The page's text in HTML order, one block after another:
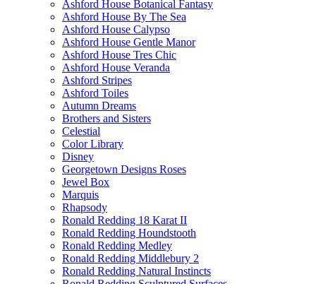
Ashford House Botanical Fantasy
Ashford House By The Sea
Ashford House Calypso
Ashford House Gentle Manor
Ashford House Tres Chic
Ashford House Veranda
Ashford Stripes
Ashford Toiles
Autumn Dreams
Brothers and Sisters
Celestial
Color Library
Disney
Georgetown Designs Roses
Jewel Box
Marquis
Rhapsody
Ronald Redding 18 Karat II
Ronald Redding Houndstooth
Ronald Redding Medley
Ronald Redding Middlebury 2
Ronald Redding Natural Instincts